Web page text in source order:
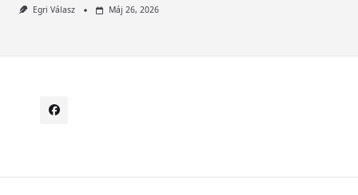
Egri Válasz Máj 26, 2026